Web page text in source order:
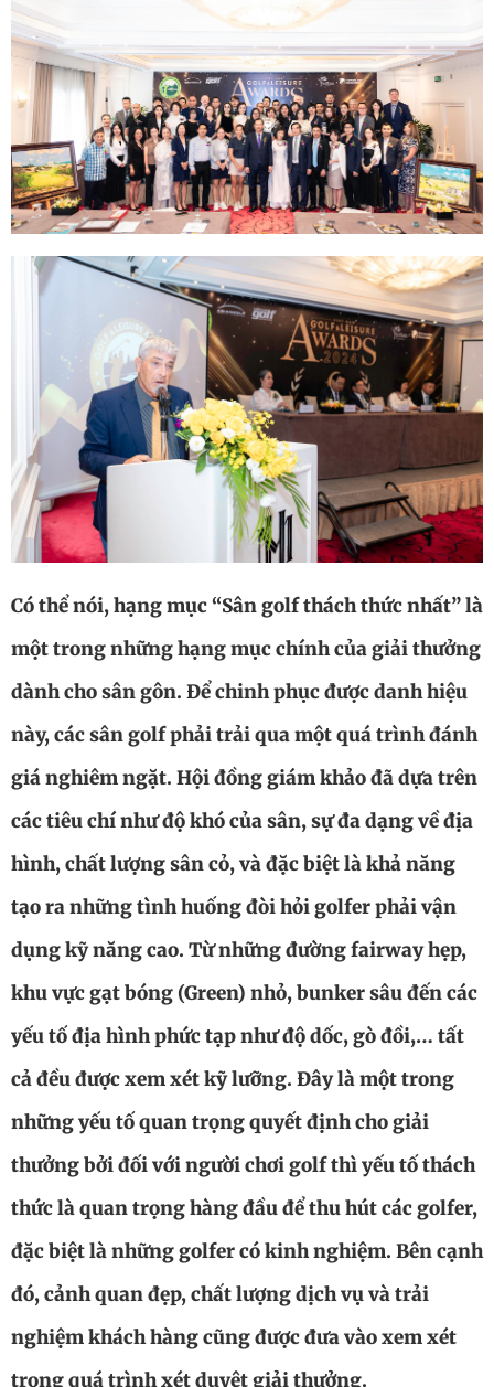
Có thể nói, hạng mục “Sân golf thách thức nhất” là
một trong những hạng mục chính của giải thưởng
dành cho sân gôn. Để chinh phục được danh hiệu
này, các sân golf phải trải qua một quá trình đánh
giá nghiêm ngặt. Hội đồng giám khảo đã dựa trên
các tiêu chí như độ khó của sân, sự đa dạng về địa
hình, chất lượng sân cỏ, và đặc biệt là khả năng
tạo ra những tình huống đòi hỏi golfer phải vận
dụng kỹ năng cao. Từ những đường fairway hẹp,
khu vực gạt bóng (Green) nhỏ, bunker sâu đến các
yếu tố địa hình phức tạp như độ dốc, gò đồi,… tất
cả đều được xem xét kỹ lưỡng. Đây là một trong
những yếu tố quan trọng quyết định cho giải
thưởng bởi đối với người chơi golf thì yếu tố thách
thức là quan trọng hàng đầu để thu hút các golfer,
đặc biệt là những golfer có kinh nghiệm. Bên cạnh
đó, cảnh quan đẹp, chất lượng dịch vụ và trải
nghiệm khách hàng cũng được đưa vào xem xét
trong quá trình xét duyệt giải thưởng.